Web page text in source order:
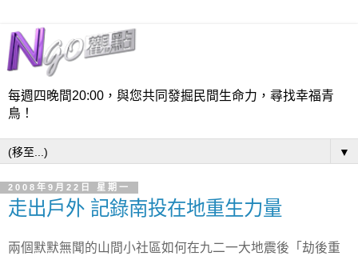
每週四晚間20:00，與您共同發掘民間生命力，尋找幸福青
鳥！
▼
2008年9月22日 星期一
走出戶外 記錄南投在地重生力量
兩個默默無聞的山間小社區如何在九二一大地震後「劫後重